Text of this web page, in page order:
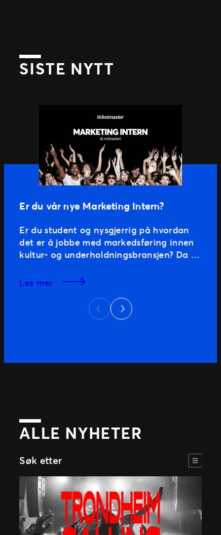
SISTE NYTT
Er du vår nye Marketing Intern?
Er du student og nysgjerrig på hvordan
det er å jobbe med markedsføring innen
kultur- og underholdningsbransjen? Da er
for deg! Du vil være basert i Oslo og
ulike oppgaver innen markedsføring.
Dette er en rolle som passer for deg som
les mer
Previous
Next
ALLE NYHETER
Søk etter